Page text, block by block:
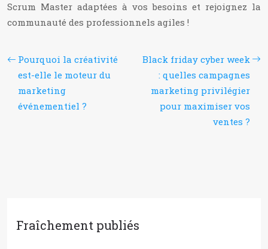
Scrum Master adaptées à vos besoins et rejoignez la
communauté des professionnels agiles !
Pourquoi la créativité
est-elle le moteur du
marketing
événementiel ?
Black friday cyber week
: quelles campagnes
marketing privilégier
pour maximiser vos
ventes ?
Fraîchement publiés